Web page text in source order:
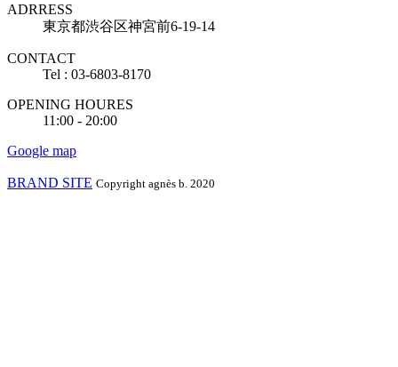
ADRRESS
東京都渋谷区神宮前6-19-14
CONTACT
Tel : 03-6803-8170
OPENING HOURES
11:00 - 20:00
Google map
BRAND SITE Copyright agnès b. 2020